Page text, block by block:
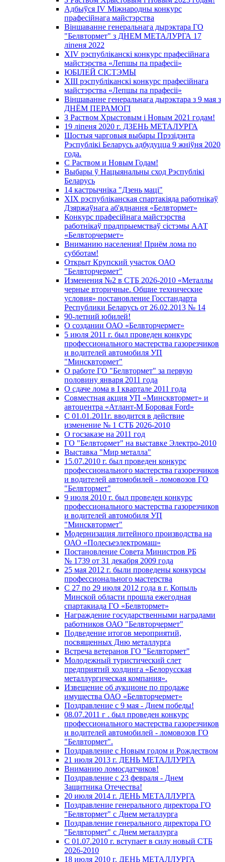
Адбыўся IV Міжнародны конкурс
прафесійнага майстэрства
Віншаванне генеральнага дырэктара ГО
"Белвтормет" з ДНЕМ МЕТАЛУРГА 17
ліпеня 2022
XIV рэспубліканскі конкурс прафесійнага
майстэрства «Лепшы па прафесіі»
ЮБІЛЕЙ СІСТЭМЫ
XIII рэспубліканскі конкурс прафесійнага
майстэрства «Лепшы па прафесіі»
Віншаванне генеральнага дырэктара з 9 мая з
ДНЁМ ПЕРАМОГІ
З Раством Хрыстовым і Новым 2021 годам!
19 ліпеня 2020 г. ДЗЕНЬ МЕТАЛУРГА
Шостыя чарговыя выбары Прэзідэнта
Рэспублікі Беларусь адбудуцца 9 жніўня 2020
года.
С Раством и Новым Годам!
Выбары ў Нацыянальны сход Рэспублікі
Беларусь
14 кастрычніка "Дзень маці"
XIX рэспубліканская спартакіяда работнікаў
Дзяржаўнага аб'яднання «Белвтормет»
Конкурс прафесійнага майстэрства
работнікаў прадпрыемстваў сістэмы ААТ
«Белвторчермет»
Вниманию населения! Приём лома по
субботам!
Открыт Крупский участок ОАО
"Белвторчермет"
Изменения №2 в СТБ 2026-2010 «Металлы
черные вторичные. Общие технические
условия» постановление Госстандарта
Республики Беларусь от 26.02.2013 № 14
90-летний юбилей!
О создании ОАО «Белвторчермет»
5 июля 2011 г. был проведен конкурс
профессионального мастерства газорезчиков
и водителей автомобиля УП
"Минсквтормет"
О работе ГО "Белвтормет" за первую
половину января 2011 года
О сдаче лома в I квартале 2011 года
Совместная акция УП «Минсквтормет» и
автоцентра «Атлант-М Боровая Ford»
С 01.01.2011г. вводится в действие
изменение № 1 СТБ 2026-2010
О госзаказе на 2011 год
ГО "Белвтормет" на выставке Электро-2010
Выставка "Мир металла"
15.07.2010 г. был проведен конкурс
профессионального мастерства газорезчиков
и водителей автомобилей - ломовозов ГО
"Белвтормет"
9 июля 2010 г. был проведен конкурс
профессионального мастерства газорезчиков
и водителей автомобиля УП
"Минсквтормет"
Модернизация литейного производства на
ОАО «Полесьеэлектромаш»
Постановление Совета Министров РБ
№ 1739 от 31 декабря 2009 года
25 мая 2012 г. были проведены конкурсы
профессионального мастерства
С 27 по 29 июля 2012 года в г. Копыль
Минской области прошла ежегодная
спартакиада ГО «Белвтормет»
Награждение государственными наградами
работников ОАО "Белвторчермет"
Подведение итогов мероприятий,
посвященных Дню металлурга
Встреча ветеранов ГО "Белвтормет"
Молодежный туристический слет
предприятий холдинга «Белорусская
металлургическая компания».
Извещение об аукционе по продаже
имущества ОАО «Белвторчермет»
Поздравление с 9 мая - Днем победы!
08.07.2011 г . был проведен конкурс
профессионального мастерства газорезчиков
и водителей автомобилей - ломовозов ГО
"Белвтормет".
Поздравление с Новым годом и Рождеством
21 июля 2013 г. ДЕНЬ МЕТАЛЛУРГА
Вниманию ломосдатчиков!
Поздравление с 23 февраля - Днем
Защитника Отечества!
20 июля 2014 г. ДЕНЬ МЕТАЛЛУРГА
Поздравление генерального директора ГО
"Белвтормет" с Днем металлурга
Поздравление генерального директора ГО
"Белвтормет" с Днем металлурга
С 01.07.2010 г. вступает в силу новый СТБ
2026-2010
18 июля 2010 г. ДЕНЬ МЕТАЛЛУРГА